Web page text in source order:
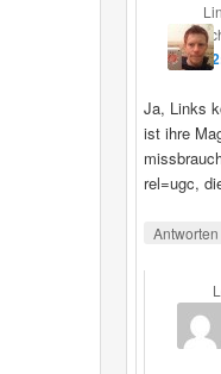
Ja, Links
ist ihre
rel=ugc,
Antworten